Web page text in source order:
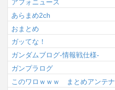
アフォニュース
あらまめ2ch
おまとめ
ガッてな！
ガンダムブログ-情報戦仕様-
ガンプラログ
このワロｗｗｗ まとめアンテナ